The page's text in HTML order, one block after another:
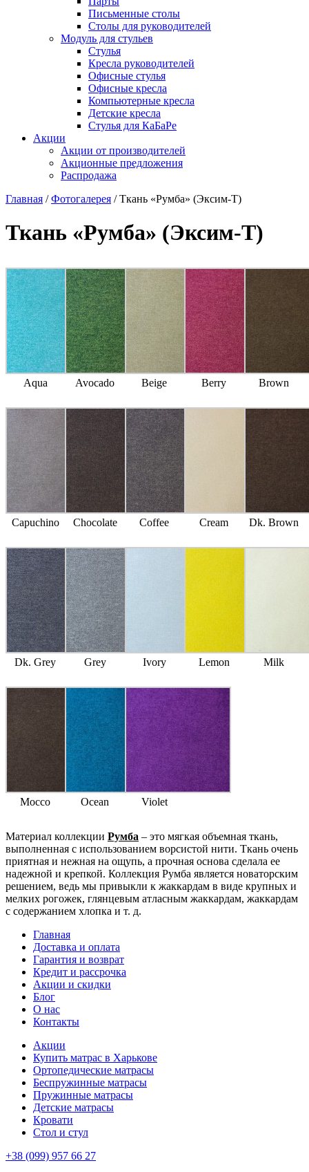
Письменные столы
Столы для руководителей
Модуль для стульев
Стулья
Кресла руководителей
Офисные стулья
Офисные кресла
Компьютерные кресла
Детские кресла
Стулья для КаБаРе
Акции
Акции от производителей
Акционные предложения
Распродажа
Главная /Фотогалерея /Ткань «Румба» (Эксим-Т)
Ткань «Румба» (Эксим-Т)
Aqua Avocado Beige Berry Brown
Capuchino Chocolate Coffee Cream Dk. Brown
Dk. Grey Grey Ivory Lemon Milk
Mocco Ocean Violet
Материал коллекции Румба – это мягкая объемная ткань,
выполненная с использованием ворсистой нити. Ткань очень
приятная и нежная на ощупь, а прочная основа сделала ее
надежной и крепкой. Коллекция Румба является новаторским
решением, ведь мы привыкли к жаккардам в виде крупных и
мелких рогожек, глянцевым атласным жаккардам, жаккардам
с содержанием хлопка и т. д.
Главная
Доставка и оплата
Гарантия и возврат
Кредит и рассрочка
Акции и скидки
Блог
О нас
Контакты
Акции
Купить матрас в Харькове
Ортопедические матрасы
Беспружинные матрасы
Пружинные матрасы
Детские матрасы
Кровати
Стол и стул
+38 (099) 957 66 27